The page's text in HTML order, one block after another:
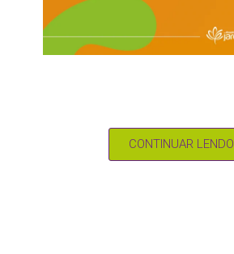
CONTINUAR LENDO